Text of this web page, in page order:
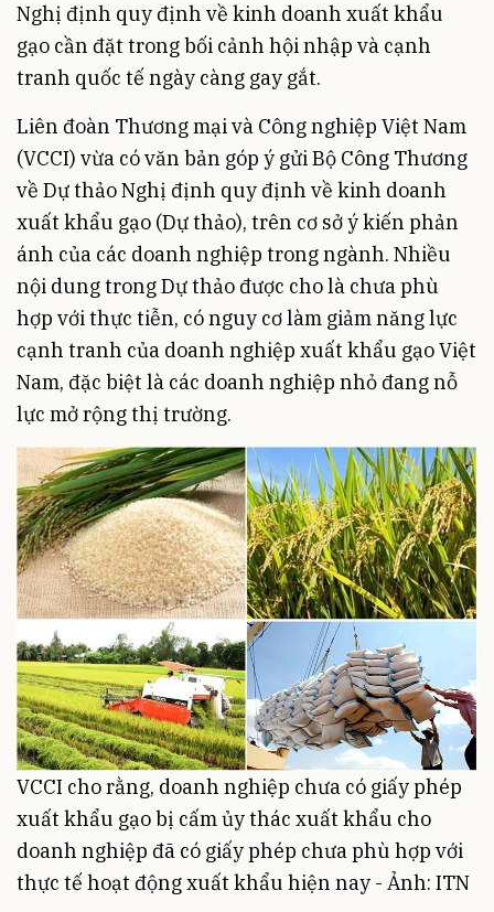
Nghị định quy định về kinh doanh xuất khẩu
gạo cần đặt trong bối cảnh hội nhập và cạnh
tranh quốc tế ngày càng gay gắt.
Liên đoàn Thương mại và Công nghiệp Việt Nam
(VCCI) vừa có văn bản góp ý gửi Bộ Công Thương
về Dự thảo Nghị định quy định về kinh doanh
xuất khẩu gạo (Dự thảo), trên cơ sở ý kiến phản
ánh của các doanh nghiệp trong ngành. Nhiều
nội dung trong Dự thảo được cho là chưa phù
hợp với thực tiễn, có nguy cơ làm giảm năng lực
cạnh tranh của doanh nghiệp xuất khẩu gạo Việt
Nam, đặc biệt là các doanh nghiệp nhỏ đang nỗ
lực mở rộng thị trường.
VCCI cho rằng, doanh nghiệp chưa có giấy phép
xuất khẩu gạo bị cấm ủy thác xuất khẩu cho
doanh nghiệp đã có giấy phép chưa phù hợp với
thực tế hoạt động xuất khẩu hiện nay - Ảnh: ITN